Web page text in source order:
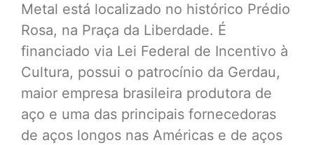
Metal está localizado no histórico Prédio
Rosa, na Praça da Liberdade. É
financiado via Lei Federal de Incentivo à
Cultura, possui o patrocínio da Gerdau,
maior empresa brasileira produtora de
aço e uma das principais fornecedoras
de aços longos nas Américas e de aços